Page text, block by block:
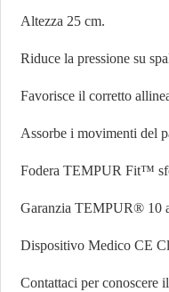
Altezza 25 cm.
Riduce la pressione su
Favorisce il corretto
Assorbe i movimenti del
Fodera TEMPUR Fit™
Garanzia TEMPUR® 10
Dispositivo Medico CE
Contattaci per conoscere